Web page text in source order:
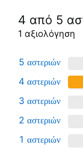
4 από 5
1 αξιολόγηση
5
4
3
2
1